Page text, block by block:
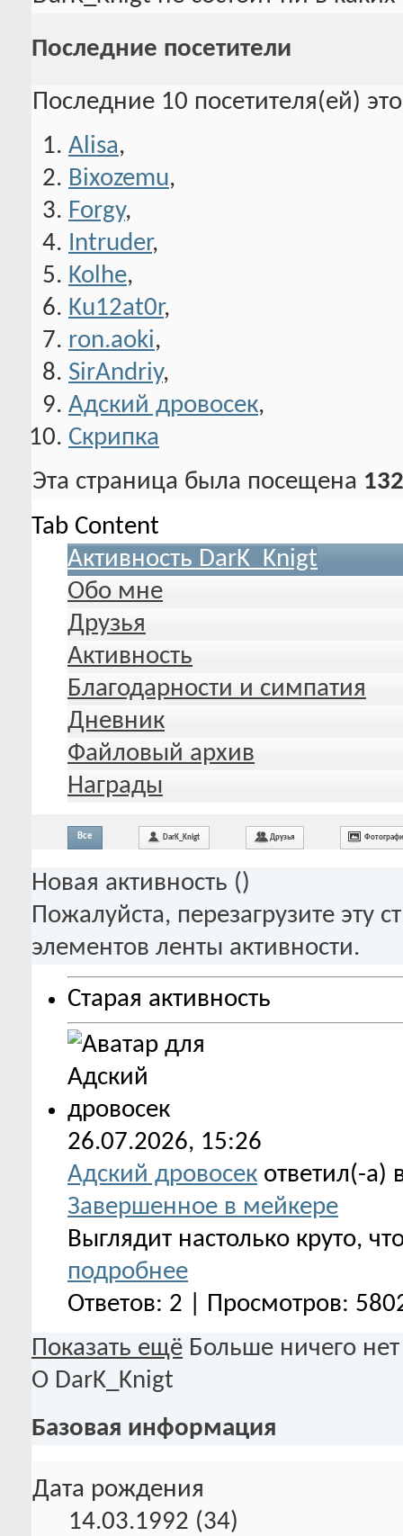
Последние посетители
Последние 10 посетителя(ей)
Alisa,
Bixozemu,
Forgy,
Intruder,
Kolhe,
Ku12at0r,
ron.aoki,
SirAndriy,
Адский дровосек,
Скрипка
Эта страница была посещена
Tab Content
Активность DarK_Knigt
Обо мне
Друзья
Активность
Благодарности и симпатия
Дневник
Файловый архив
Награды
Все DarK_Knigt Друзья
Новая активность ()
Пожалуйста, перезагрузите эту
элементов ленты активности.
Старая активность
26.07.2026, 15:26
Адский дровосек ответил(-а)
Завершенное в мейкере
Выглядит настолько круто,
подробнее
Ответов: 2 | Просмотров:
Показать ещё Больше ничего нет
О DarK_Knigt
Базовая информация
Дата рождения
14.03.1992 (34)